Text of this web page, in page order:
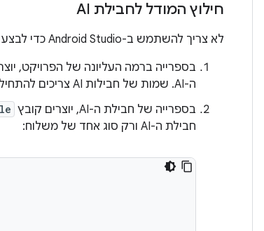
חילוץ המודל לחבילת AI
לא צריך להשתמש ב-Android Studio כדי לבצע את השלבים הבאים.
ה-AI. שמות של חבילות AI צריכים להתחיל באות, והם יכולים להכיל רק אותיות, מספרים וקווים תחתונים.
בספרייה של חבילת ה-AI, יוצרים קובץ
חבילת ה-AI ורק סוג אחד של משלוח: